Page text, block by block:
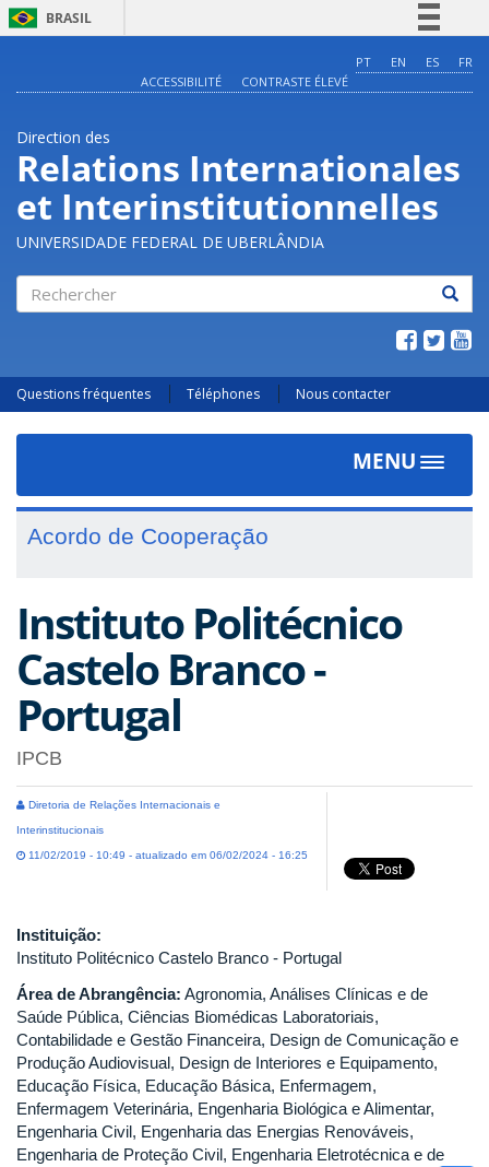
BRASIL
Comunica BR
Acesso à informação
Legislação
Canais
PT EN ES
FR
ACCESSIBILITÉ
CONTRASTE ÉLEVÉ
Direction des
Relations Internationales
et Interinstitutionnelles
UNIVERSIDADE FEDERAL DE UBERLÂNDIA
Questions fréquentes Téléphones Nous contacter
MENU
Toggle
Acordo de Cooperação
Instituto Politécnico
Castelo Branco -
Portugal
IPCB
Diretoria de Relações Internacionais e
Interinstitucionais
11/02/2019 - 10:49 - atualizado em 06/02/2024 - 16:25
Instituição:
Instituto Politécnico Castelo Branco - Portugal
Área de Abrangência: Agronomia, Análises Clínicas e de
Saúde Pública, Ciências Biomédicas Laboratoriais,
Contabilidade e Gestão Financeira, Design de Comunicação e
Produção Audiovisual, Design de Interiores e Equipamento,
Educação Física, Educação Básica, Enfermagem,
Enfermagem Veterinária, Engenharia Biológica e Alimentar,
Engenharia Civil, Engenharia das Energias Renováveis,
Engenharia de Proteção Civil, Engenharia Eletrotécnica e de